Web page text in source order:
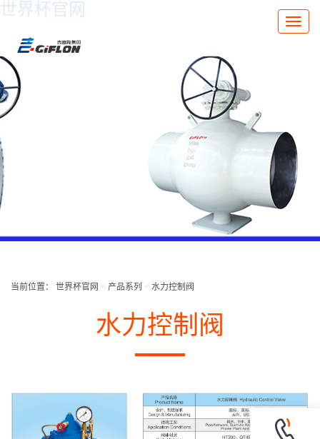
世界杯官网
Toggle
当前位置： 世界杯官网 < 产品系列 < 水力控制阀
水力控制阀